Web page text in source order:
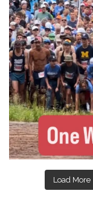
Load More